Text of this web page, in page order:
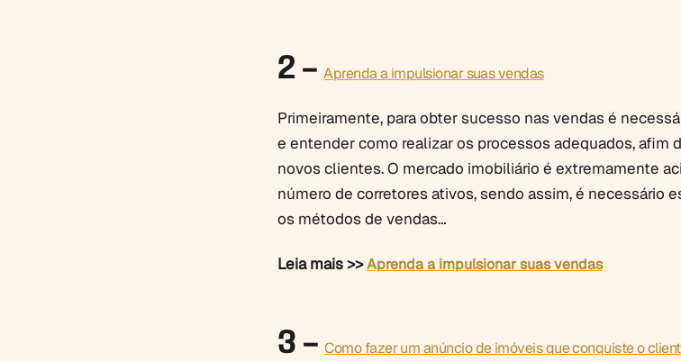
2 –Aprenda a impulsionar suas vendas
Primeiramente, para obter sucesso nas vendas é
e entender como realizar os processos adequados, afim
novos clientes. O mercado imobiliário é extremamente
número de corretores ativos, sendo assim, é necessário
os métodos de vendas…
Leia mais >>Aprenda a impulsionar suas vendas
3 –Como fazer um anúncio de imóveis que conquiste o